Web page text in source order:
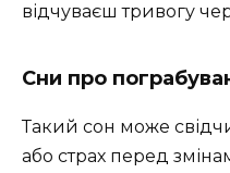
відчуваєш тривогу
Сни про
Такий сон може
або страх перед